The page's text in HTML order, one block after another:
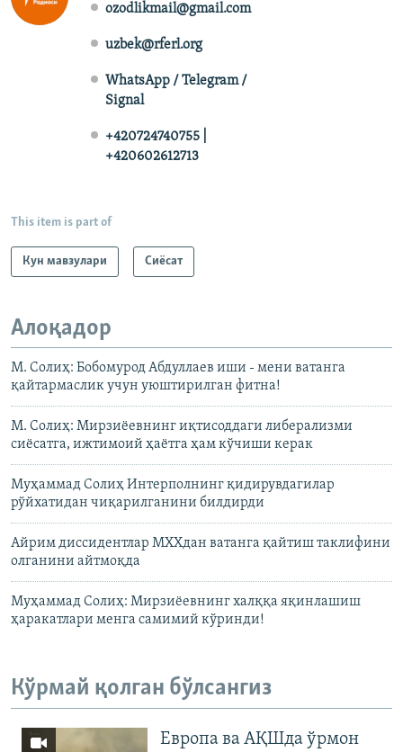
ozodlikmail@gmail.com
uzbek@rferl.org
WhatsApp / Telegram /
Signal
+420724740755 |
+420602612713
This item is part of
Кун мавзулари Сиёсат
Алоқадор
М. Солиҳ: Бобомурод Абдуллаев иши - мени ватанга
қайтармаслик учун уюштирилган фитна!
М. Солиҳ: Мирзиёевнинг иқтисоддаги либерализми
сиёсатга, ижтимоий ҳаётга ҳам кўчиши керак
Муҳаммад Солиҳ Интерполнинг қидирувдагилар
рўйхатидан чиқарилганини билдирди
Айрим диссидентлар МХХдан ватанга қайтиш таклифини
олганини айтмоқда
Муҳаммад Солиҳ: Мирзиëевнинг халққа яқинлашиш
ҳаракатлари менга самимий кўринди!
Кўрмай қолган бўлсангиз
Европа ва АҚШда ўрмон